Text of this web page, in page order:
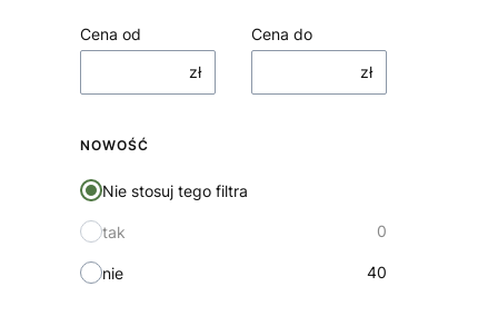
Cena od
zł
Cena do
zł
NOWOŚĆ
Nie stosuj tego filtra
tak 0
nie 40